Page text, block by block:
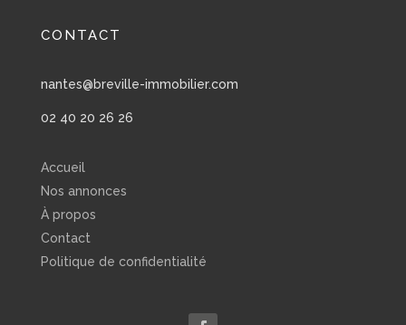
CONTACT
nantes@breville-immobilier.com
02 40 20 26 26
Accueil
Nos annonces
À propos
Contact
Politique de confidentialité